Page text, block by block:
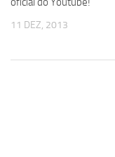
11 DEZ, 2013